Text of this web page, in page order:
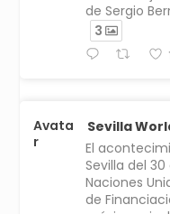
de Sergio
3
Avata
r
Sevilla
El
Sevilla del
Naciones
de